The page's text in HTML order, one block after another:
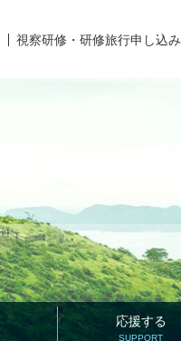
視察研修・研修旅行申し込み
応援する
SUPPORT